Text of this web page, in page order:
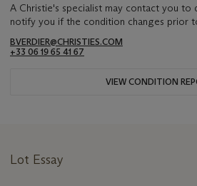
A Christie's specialist may contact you to
notify you if the condition changes prior
BVERDIER@CHRISTIES.COM
+33 06 19 65 41 67
VIEW CONDITION
Lot Essay